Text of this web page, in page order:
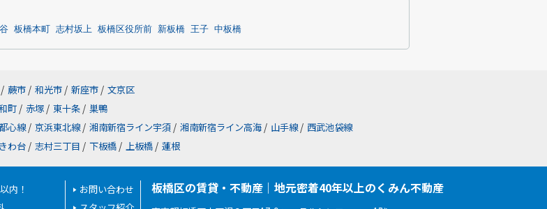
板橋本町 志村坂上 板橋区役所前 新板橋 王子 中板橋
/ 蕨市 / 和光市 / 新座市 / 文京区
町 / 赤塚 / 東十条 / 巣鴨
心線 / 京浜東北線 / 湘南新宿ライン宇須 / 湘南新宿ライン高海 / 山手線 / 西武池袋線
わ台 / 志村三丁目 / 下板橋 / 上板橋 / 蓮根
内！
お問い合わせ
板橋区の賃貸・不動産｜地元密着40年以上のくみん不動産